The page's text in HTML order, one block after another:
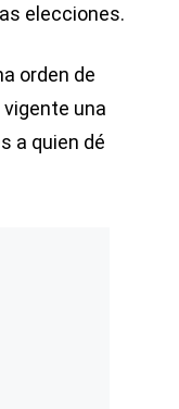
elecciones.
orden de
una
a quien dé